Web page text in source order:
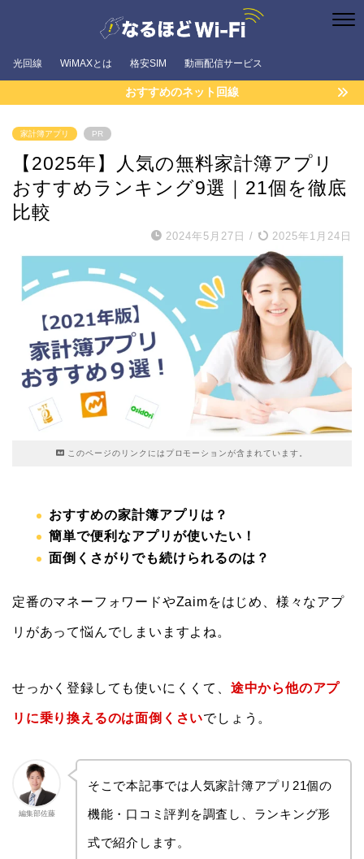
光回線 WiMAXとは 格安SIM 動画配信サービス
おすすめのネット回線
家計簿アプリ PR
【2025年】人気の無料家計簿アプリ
おすすめランキング9選｜21個を徹底
比較
2024年5月27日 / 2025年1月24日
このページのリンクにはプロモーションが含まれています。
おすすめの家計簿アプリは？
簡単で便利なアプリが使いたい！
面倒くさがりでも続けられるのは？
定番のマネーフォワードやZaimをはじめ、様々なアプ
リがあって悩んでしまいますよね。
せっかく登録しても使いにくくて、 途中から他のアプ
リに乗り換えるのは面倒くさいでしょう。
編集部佐藤
そこで本記事では人気家計簿アプリ21個の
機能・口コミ評判を調査し、ランキング形
式で紹介します。